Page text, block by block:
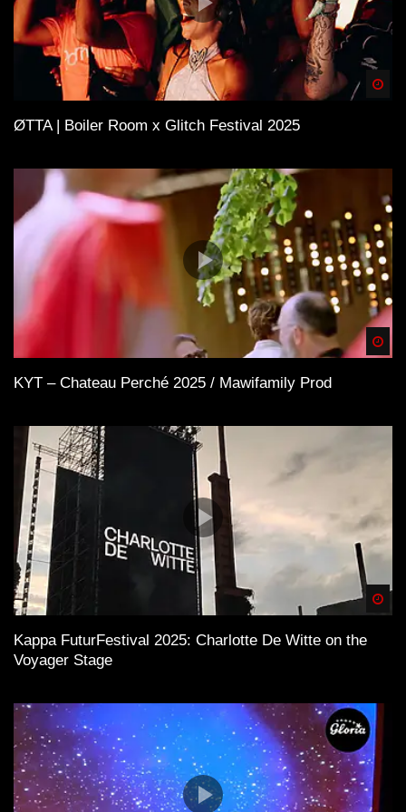
ØTTA | Boiler Room x Glitch Festival 2025
KYT – Chateau Perché 2025 / Mawifamily Prod
Kappa FuturFestival 2025: Charlotte De Witte on the
Voyager Stage